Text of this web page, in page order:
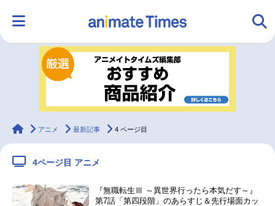
ランキング アニメ
ラジオ みんなの声
animateTimes
アニメ 最新記事 4 ページ目
4ページ目 アニメ
『無職転生Ⅲ ～異世界行ったら本気だす～』
第7話「第四段階」のあらすじ＆先行場面カッ